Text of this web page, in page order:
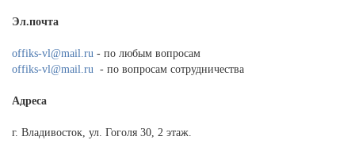
Эл.почта
offiks-vl@mail.ru - по любым вопросам
offiks-vl@mail.ru - по вопросам сотрудничества
Адреса
г. Владивосток, ул. Гоголя 30, 2 этаж.